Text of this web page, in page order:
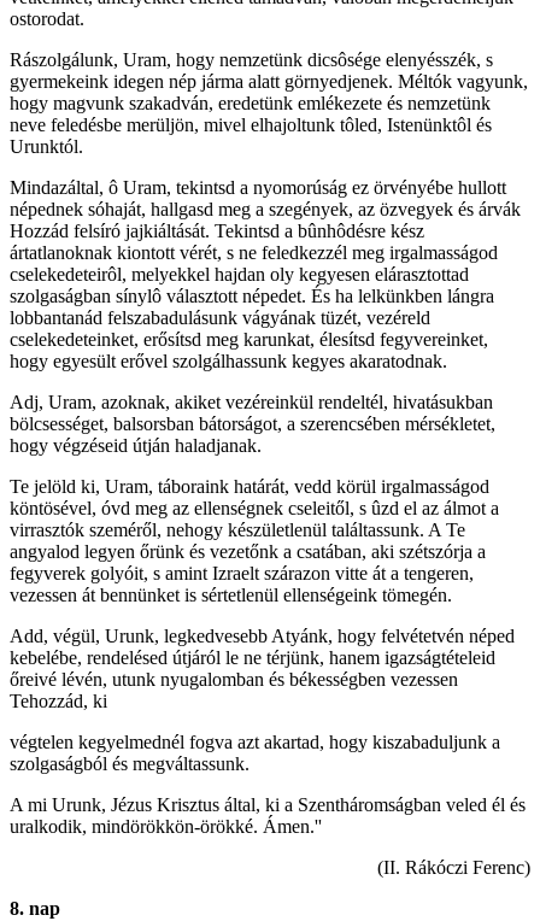
ostorodat.
Rászolgálunk, Uram, hogy nemzetünk dicsôsége elenyésszék, s
gyermekeink idegen nép járma alatt görnyedjenek. Méltók vagyunk,
hogy magvunk szakadván, eredetünk emlékezete és nemzetünk
neve feledésbe merüljön, mivel elhajoltunk tôled, Istenünktôl és
Urunktól.
Mindazáltal, ô Uram, tekintsd a nyomorúság ez örvényébe hullott
népednek sóhaját, hallgasd meg a szegények, az özvegyek és árvák
Hozzád felsíró jajkiáltását. Tekintsd a bûnhôdésre kész
ártatlanoknak kiontott vérét, s ne feledkezzél meg irgalmasságod
cselekedeteirôl, melyekkel hajdan oly kegyesen elárasztottad
szolgaságban sínylô választott népedet. És ha lelkünkben lángra
lobbantanád felszabadulásunk vágyának tüzét, vezéreld
cselekedeteinket, erősítsd meg karunkat, élesítsd fegyvereinket,
hogy egyesült erővel szolgálhassunk kegyes akaratodnak.
Adj, Uram, azoknak, akiket vezéreinkül rendeltél, hivatásukban
bölcsességet, balsorsban bátorságot, a szerencsében mérsékletet,
hogy végzéseid útján haladjanak.
Te jelöld ki, Uram, táboraink határát, vedd körül irgalmasságod
köntösével, óvd meg az ellenségnek cseleitől, s ûzd el az álmot a
virrasztók szeméről, nehogy készületlenül találtassunk. A Te
angyalod legyen őrünk és vezetőnk a csatában, aki szétszórja a
fegyverek golyóit, s amint Izraelt szárazon vitte át a tengeren,
vezessen át bennünket is sértetlenül ellenségeink tömegén.
Add, végül, Urunk, legkedvesebb Atyánk, hogy felvétetvén néped
kebelébe, rendelésed útjáról le ne térjünk, hanem igazságtételeid
őreivé lévén, utunk nyugalomban és békességben vezessen
Tehozzád, ki
végtelen kegyelmednél fogva azt akartad, hogy kiszabaduljunk a
szolgaságból és megváltassunk.
A mi Urunk, Jézus Krisztus által, ki a Szentháromságban veled él és
uralkodik, mindörökkön-örökké. Ámen.''
(II. Rákóczi Ferenc)
8. nap